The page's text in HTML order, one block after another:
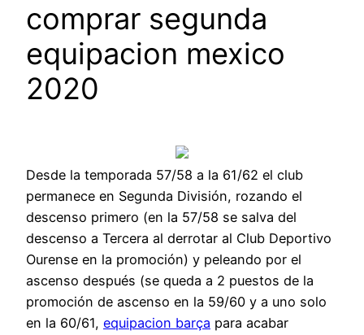
comprar segunda
equipacion mexico
2020
Desde la temporada 57/58 a la 61/62 el club
permanece en Segunda División, rozando el
descenso primero (en la 57/58 se salva del
descenso a Tercera al derrotar al Club Deportivo
Ourense en la promoción) y peleando por el
ascenso después (se queda a 2 puestos de la
promoción de ascenso en la 59/60 y a uno solo
en la 60/61, equipacion barça para acabar